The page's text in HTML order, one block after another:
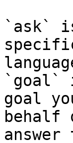
`ask`
`goal`
goal
behalf